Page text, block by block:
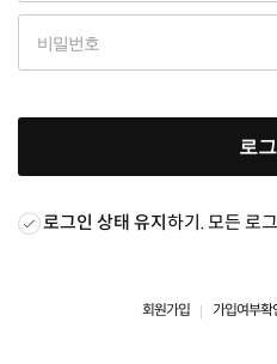
로
로그인 상태 유지하기. 모든 로
회원가입 가입여부확